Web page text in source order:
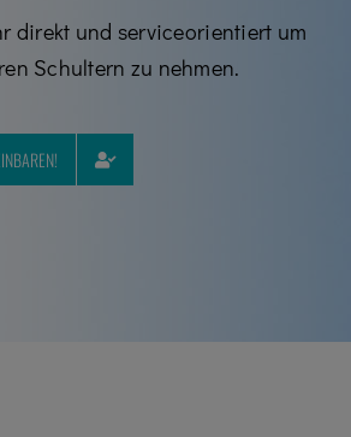
direkt und serviceorientiert um
Schultern zu nehmen.